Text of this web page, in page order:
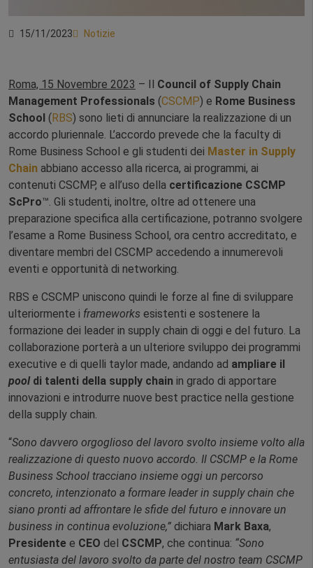
15/11/2023 Notizie
Roma, 15 Novembre 2023 – Il Council of Supply Chain
Management Professionals (CSCMP) e Rome Business
School ( RBS) sono lieti di annunciare la realizzazione di un
accordo pluriennale. L’accordo prevede che la faculty di
Rome Business School e gli studenti dei Master in Supply
Chain abbiano accesso alla ricerca, ai programmi, ai
contenuti CSCMP, e all’uso della certificazione CSCMP
ScPro™. Gli studenti, inoltre, oltre ad ottenere una
preparazione specifica alla certificazione, potranno svolgere
l’esame a Rome Business School, ora centro accreditato, e
diventare membri del CSCMP accedendo a innumerevoli
eventi e opportunità di networking.
RBS e CSCMP uniscono quindi le forze al fine di sviluppare
ulteriormente i frameworks esistenti e sostenere la
formazione dei leader in supply chain di oggi e del futuro. La
collaborazione porterà a un ulteriore sviluppo dei programmi
executive e di quelli taylor made, andando ad ampliare il
pooldi talenti della supply chain in grado di apportare
innovazioni e introdurre nuove best practice nella gestione
della supply chain.
“Sono davvero orgoglioso del lavoro svolto insieme volto alla
realizzazione di questo nuovo accordo. Il CSCMP e la Rome
Business School tracciano insieme oggi un percorso
concreto, intenzionato a formare leader in supply chain che
siano pronti ad affrontare le sfide del futuro e innovare un
business in continua evoluzione,” dichiara Mark Baxa,
Presidente e CEO del CSCMP, che continua: “Sono
entusiasta del lavoro svolto da parte del nostro team CSCMP